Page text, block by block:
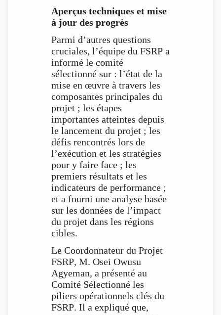
Aperçus techniques et mise
à jour des progrès
Parmi d’autres questions
cruciales, l’équipe du FSRP a
informé le comité
sélectionné sur : l’état de la
mise en œuvre à travers les
composantes principales du
projet ; les étapes
importantes atteintes depuis
le lancement du projet ; les
défis rencontrés lors de
l’exécution et les stratégies
pour y faire face ; les
premiers résultats et les
indicateurs de performance ;
et a fourni une analyse basée
sur les données de l’impact
du projet dans les régions
cibles.
Le Coordonnateur du Projet
FSRP, M. Osei Owusu
Agyeman, a présenté au
Comité Sélectionné les
piliers opérationnels clés du
FSRP. Il a expliqué que,